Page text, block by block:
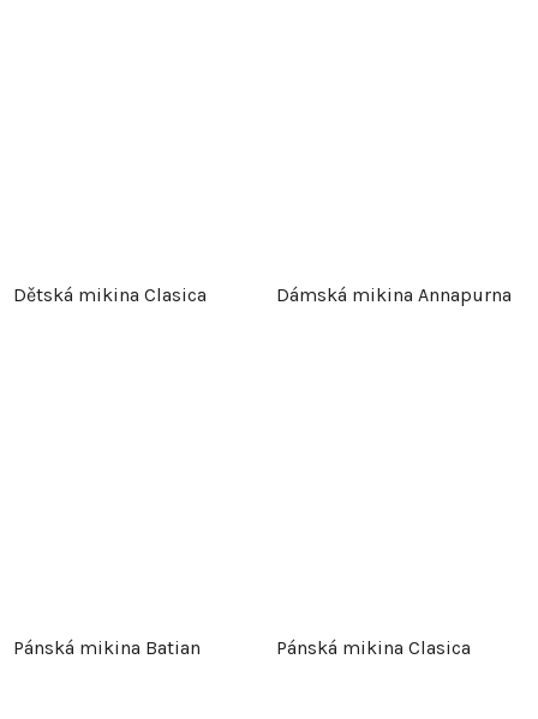
Dětská mikina Clasica Dámská mikina Annapurna
Pánská mikina Batian Pánská mikina Clasica